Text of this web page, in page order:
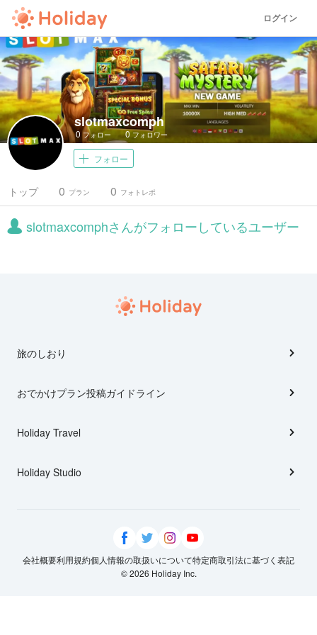
ログイン
slotmaxcomph
0フォロー 0フォロワー
フォロー
トップ プラン
0 フォトレポ
0
slotmaxcomphさんがフォローしているユーザー
旅のしおり
おでかけプラン投稿ガイドライン
Holiday Travel
Holiday Studio
会社概要利用規約個人情報の取扱いについて特定商取引法に基づく表記
© 2026 Holiday Inc.